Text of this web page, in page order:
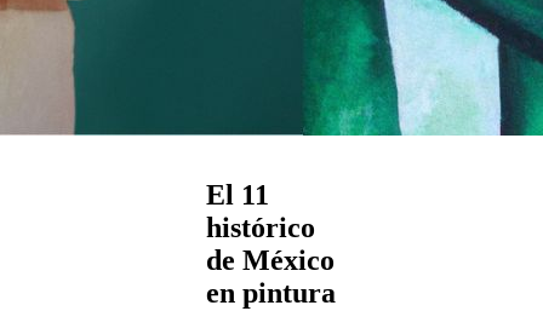
El 11
histórico
de México
en pintura